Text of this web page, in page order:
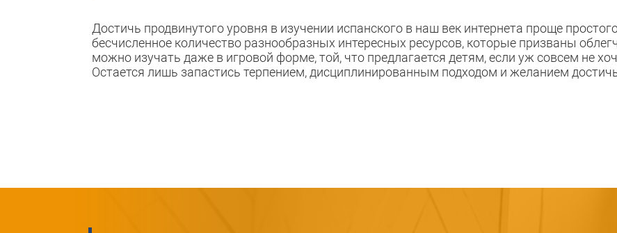
Достичь продвинутого уровня в изучении испанского в наш век интернета проще
бесчисленное количество разнообразных интересных ресурсов, которые призваны
можно изучать даже в игровой форме, той, что предлагается детям, если уж совсем не
Остается лишь запастись терпением, дисциплинированным подходом и желанием